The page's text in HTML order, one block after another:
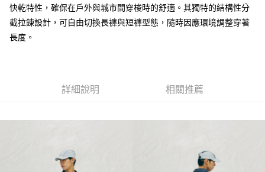
運送方式
全家取貨付款
每筆NT$60，滿NT$1,500(含以上)免運費
快乾特性，確保在戶外與城市間穿梭時的舒適。其獨特的結構性分
截拉鍊設計，可自由切換長褲與短褲型態，隨時因應環境調整穿著
長度。
詳細說明 相關推薦